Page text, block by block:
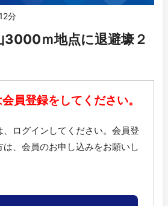
分
ｍ地点に退避壕２
員登録をしてください。
ログインしてください。 会員登
、会員のお申し込みをお願いし